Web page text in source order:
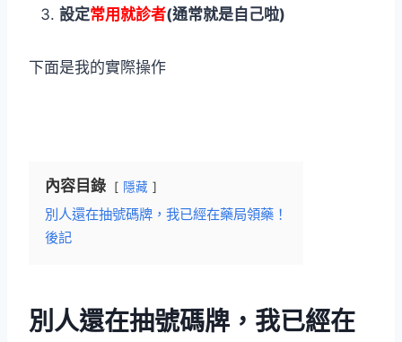
設定常用就診者(通常就是自己啦)
下面是我的實際操作
內容目錄 隱藏
別人還在抽號碼牌，我已經在藥局領藥！
後記
別人還在抽號碼牌，我已經在